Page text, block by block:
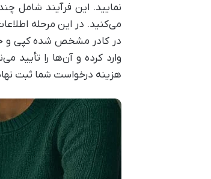
نمایید. این فرآیند شامل
می‌کنید. در این مرحله
در کادر مشخص شده کپی و
وارد کرده و آن‌ها را
هزینه درخواست شما ثبت